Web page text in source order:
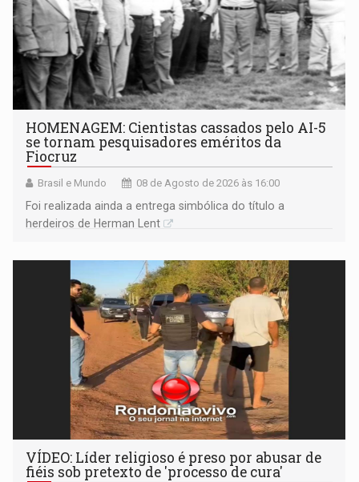
HOMENAGEM: Cientistas cassados pelo AI-5
se tornam pesquisadores eméritos da
Fiocruz
Brasil e Mundo 08 de Agosto de 2026 às 16:00
Foi realizada ainda a entrega simbólica do título a
herdeiros de Herman Lent
VÍDEO: Líder religioso é preso por abusar de
fiéis sob pretexto de 'processo de cura'